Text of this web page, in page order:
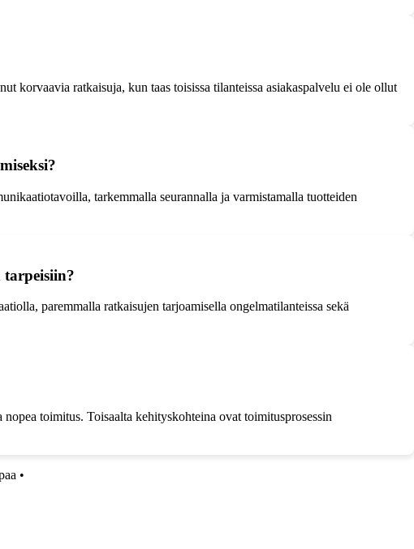
korvaavia ratkaisuja, kun taas toisissa tilanteissa asiakaspalvelu ei ole ollut
tarkemmalla seurannalla ja varmistamalla tuotteiden
tarpeisiin?
paremmalla ratkaisujen tarjoamisella ongelmatilanteissa sekä
toimitus. Toisaalta kehityskohteina ovat toimitusprosessin
•